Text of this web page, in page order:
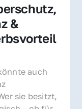
&
auch
sie besitzt,